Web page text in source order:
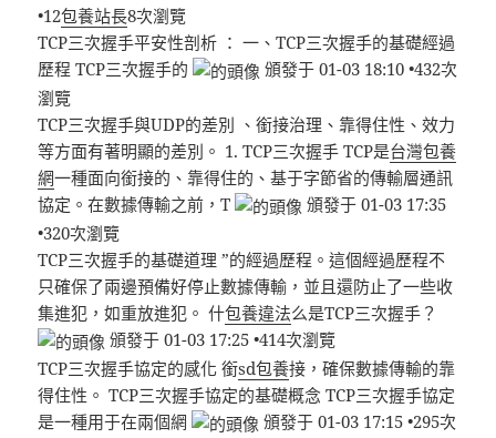
•12包養站長8次瀏覽
TCP三次握手平安性剖析 ： 一、TCP三次握手的基礎經過
歷程 TCP三次握手的
頒發于 01-03 18:10 •432次
瀏覽
TCP三次握手與UDP的差別 、銜接治理、靠得住性、效力
等方面有著明顯的差別。 1. TCP三次握手 TCP是台灣包養
網一種面向銜接的、靠得住的、基于字節省的傳輸層通訊
協定。在數據傳輸之前，T
頒發于 01-03 17:35
•320次瀏覽
TCP三次握手的基礎道理 ”的經過歷程。這個經過歷程不
只確保了兩邊預備好停止數據傳輸，並且還防止了一些收
集進犯，如重放進犯。 什包養違法么是TCP三次握手？
頒發于 01-03 17:25 •414次瀏覽
TCP三次握手協定的感化 銜sd包養接，確保數據傳輸的靠
得住性。 TCP三次握手協定的基礎概念 TCP三次握手協定
是一種用于在兩個網
頒發于 01-03 17:15 •295次